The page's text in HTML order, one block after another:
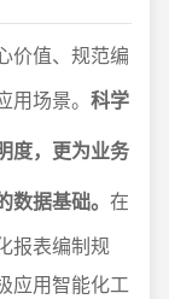
价值、规范编
场景。 科学
度，更为业务
据基础。 在
报表编制规
应用智能化工